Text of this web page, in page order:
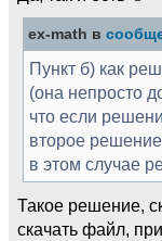
ex-math в
Пункт б) как
(она непросто
что если
второе
в этом случае
Такое решение,
скачать файл,